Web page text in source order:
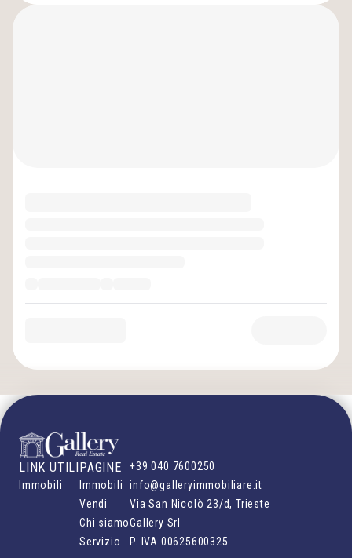
LINK UTILI
Immobili
PAGINE
Immobili
Vendi
Chi siamo
Servizio
+39 040 7600250
info@galleryimmobiliare.it
Via San Nicolò 23/d, Trieste
Gallery Srl
P. IVA 00625600325